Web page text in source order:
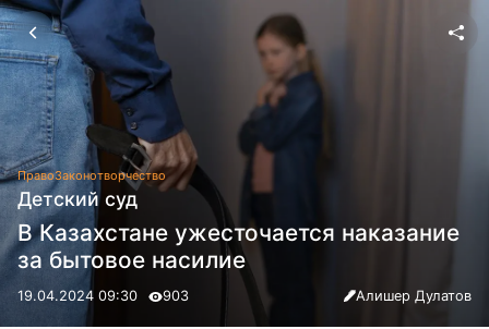
ПравоЗаконотворчество
Детский суд
В Казахстане ужесточается наказание
за бытовое насилие
19.04.2024 09:30 903 Алишер Дулатов